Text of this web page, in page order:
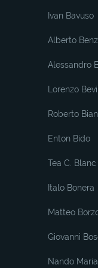
Ivan Bavuso
Alberto
Alessandro
Lorenzo
Roberto
Enton Bido
Tea C. Blanc
Italo Bonera
Matteo
Giovanni
Nando